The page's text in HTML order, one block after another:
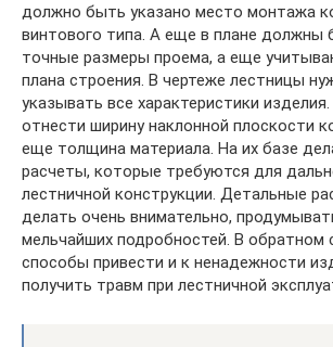
должно быть указано место монтажа
винтового типа. А еще в плане должны
точные размеры проема, а еще
плана строения. В чертеже лестницы
указывать все характеристики
отнести ширину наклонной плоскости
еще толщина материала. На их базе
расчеты, которые требуются для
лестничной конструкции. Детальные
делать очень внимательно,
мельчайших подробностей. В обратном
способы привести и к ненадежности
получить травм при лестничной